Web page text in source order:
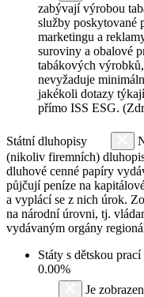
zabývají výrobou
služby poskytované
marketingu a
suroviny a obalové
tabákových
nevyžaduje
jakékoli dotazy
přímo ISS ESG.
Státní dluhopisy
(nikoliv firemních)
dluhové cenné papíry
půjčují peníze na
a vyplácí se z nich úrok.
na národní úrovni, tj.
vydávaným orgány
Státy s dětskou prací
0.00%
Je